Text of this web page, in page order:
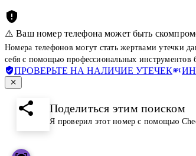
⚠️ Ваш номер телефона может быть
Номера телефонов могут стать жертвами утечки
себя с помощью профессиональных инструментов
ПРОВЕРЬТЕ НА НАЛИЧИЕ УТЕЧЕК
Поделиться этим поиском
Я проверил этот номер с помощью